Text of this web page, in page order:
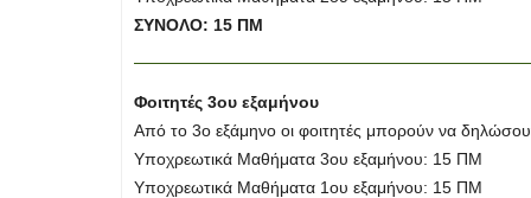
ΣΥΝΟΛΟ: 15 ΠΜ
Φοιτητές 3ου εξαμήνου
Από το 3ο εξάμηνο οι φοιτητές μπορούν να
Υποχρεωτικά Μαθήματα 3ου εξαμήνου: 15 ΠΜ
Υποχρεωτικά Μαθήματα 1ου εξαμήνου: 15 ΠΜ